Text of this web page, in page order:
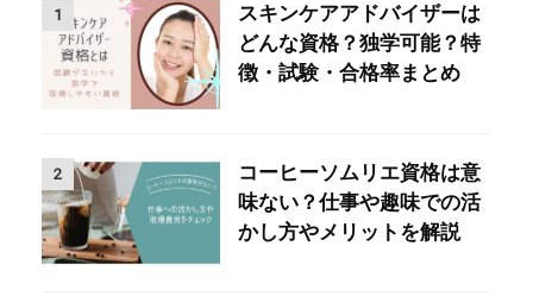
1
スキンケアアドバイザーは
どんな資格？独学可能？特
徴・試験・合格率まとめ
2
コーヒーソムリエ資格は意
味ない？仕事や趣味での活
かし方やメリットを解説